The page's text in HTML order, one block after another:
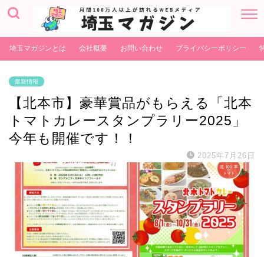
埼玉マガジンとは 会社概要 お問い合わせ プライバシーポリシー
最新情報
【北本市】豪華賞品がもらえる「北本
トマトカレースタンプラリー2025」
今年も開催です！！
2025年7月26日